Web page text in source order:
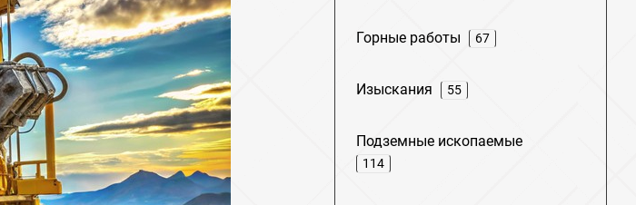
Горные работы 67
Изыскания 55
Подземные ископаемые
114